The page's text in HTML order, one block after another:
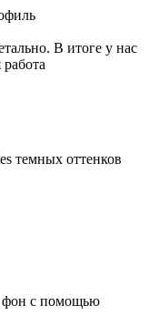
В итоге у нас
темных оттенков
фон с помощью